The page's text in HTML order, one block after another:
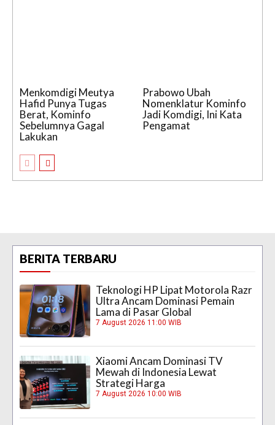
Menkomdigi Meutya
Hafid Punya Tugas
Berat, Kominfo
Sebelumnya Gagal
Lakukan
Prabowo Ubah
Nomenklatur Kominfo
Jadi Komdigi, Ini Kata
Pengamat
BERITA TERBARU
Teknologi HP Lipat Motorola Razr
Ultra Ancam Dominasi Pemain
Lama di Pasar Global
7 August 2026 11:00 WIB
Xiaomi Ancam Dominasi TV
Mewah di Indonesia Lewat
Strategi Harga
7 August 2026 10:00 WIB